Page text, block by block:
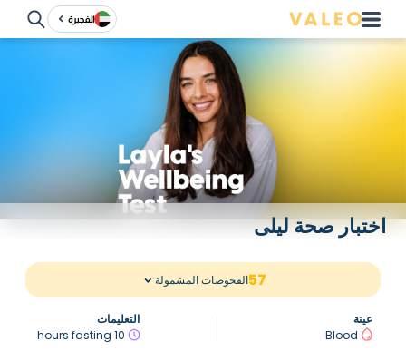
الفجيرة
اختبار صحة ليلى
57الفحوصات المشمولة
عينة
Blood
التعليمات
10 hours fasting